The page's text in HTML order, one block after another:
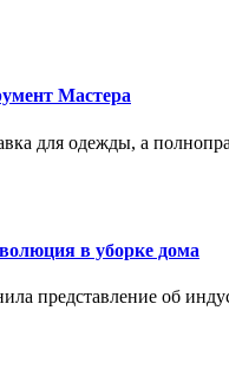
Мастера
для одежды, а
в уборке дома
представление об